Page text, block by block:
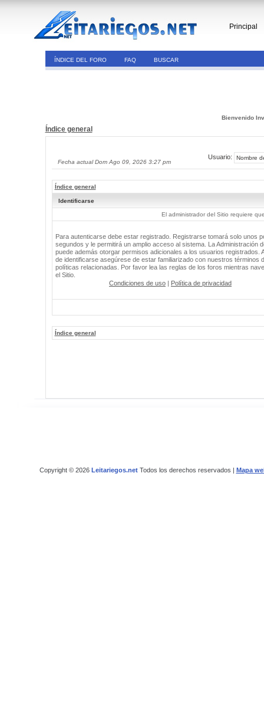
Principal
ÍNDICE DEL FORO FAQ BUSCAR
Bienvenido
Índice general
Fecha actual Dom Ago 09, 2026 3:27 pm
Usuario:
Índice general
Identificarse
El administrador del Sitio requiere
Para autenticarse debe estar registrado. Registrarse tomará solo unos
segundos y le permitirá un amplio acceso al sistema. La Administración
puede además otorgar permisos adicionales a los usuarios registrados.
de identificarse asegúrese de estar familiarizado con nuestros términos
políticas relacionadas. Por favor lea las reglas de los foros mientras
el Sitio.
Condiciones de uso | Política de privacidad
Índice general
Copyright © 2026 Leitariegos.netTodos los derechos reservados | Mapa